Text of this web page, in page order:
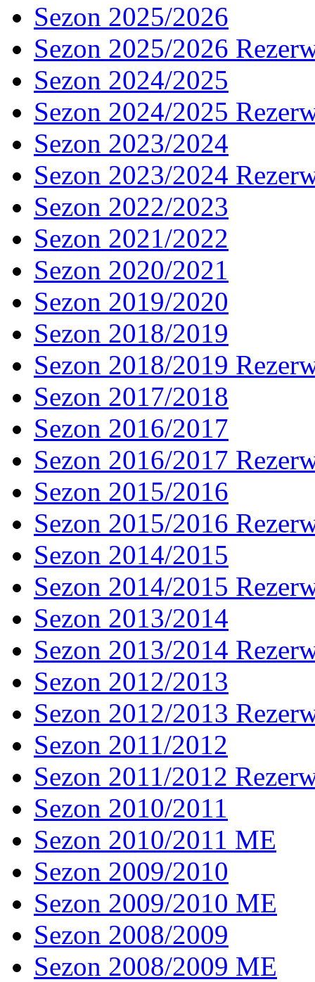
Sezon 2025/2026
Sezon 2025/2026
Sezon 2024/2025
Sezon 2024/2025
Sezon 2023/2024
Sezon 2023/2024
Sezon 2022/2023
Sezon 2021/2022
Sezon 2020/2021
Sezon 2019/2020
Sezon 2018/2019
Sezon 2018/2019
Sezon 2017/2018
Sezon 2016/2017
Sezon 2016/2017
Sezon 2015/2016
Sezon 2015/2016
Sezon 2014/2015
Sezon 2014/2015
Sezon 2013/2014
Sezon 2013/2014
Sezon 2012/2013
Sezon 2012/2013
Sezon 2011/2012
Sezon 2011/2012
Sezon 2010/2011
Sezon 2010/2011 ME
Sezon 2009/2010
Sezon 2009/2010 ME
Sezon 2008/2009
Sezon 2008/2009 ME